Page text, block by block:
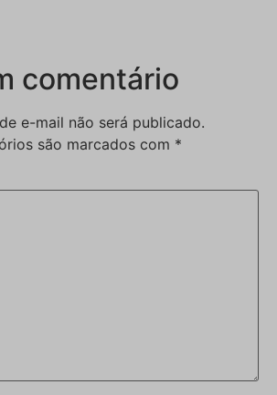
comentário
e-mail não será publicado.
são marcados com *